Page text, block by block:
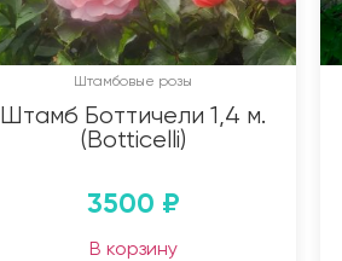
Штамбовые розы
Штамб Боттичели 1,4 м.
(Botticelli)
3500 ₽
В корзину